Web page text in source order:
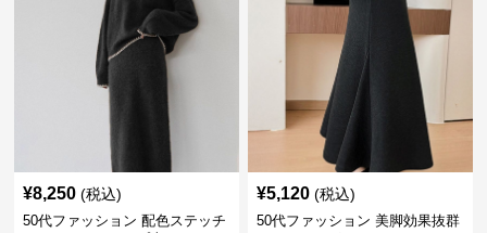
¥8,250 (税込)
50代ファッション 配色ステッチ
¥5,120 (税込)
50代ファッション 美脚効果抜群